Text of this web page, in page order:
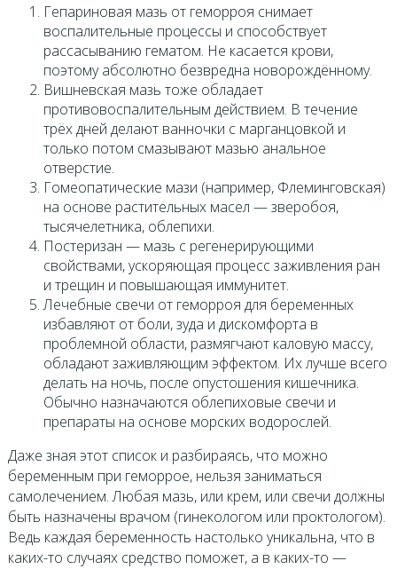
Гепариновая мазь от геморроя снимает
воспалительные процессы и способствует
рассасыванию гематом. Не касается крови,
поэтому абсолютно безвредна новорождённому.
Вишневская мазь тоже обладает
противовоспалительным действием. В течение
трёх дней делают ванночки с марганцовкой и
только потом смазывают мазью анальное
отверстие.
Гомеопатические мази (например, Флеминговская)
на основе растительных масел — зверобоя,
тысячелетника, облепихи.
Постеризан — мазь с регенерирующими
свойствами, ускоряющая процесс заживления ран
и трещин и повышающая иммунитет.
Лечебные свечи от геморроя для беременных
избавляют от боли, зуда и дискомфорта в
проблемной области, размягчают каловую массу,
обладают заживляющим эффектом. Их лучше всего
делать на ночь, после опустошения кишечника.
Обычно назначаются облепиховые свечи и
препараты на основе морских водорослей.
Даже зная этот список и разбираясь, что можно
беременным при геморрое, нельзя заниматься
самолечением. Любая мазь, или крем, или свечи должны
быть назначены врачом (гинекологом или проктологом).
Ведь каждая беременность настолько уникальна, что в
каких-то случаях средство поможет, а в каких-то —